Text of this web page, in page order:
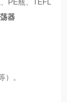
PE瓶、TEFL
器
）。